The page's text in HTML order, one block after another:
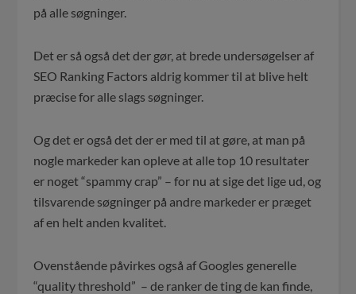
på alle søgninger.
Det er så også det der gør, at brede undersøgelser af
SEO Ranking Factors aldrig kommer til at blive helt
præcise for alle slags søgninger.
Og det er også det der er med til at gøre, at man på
nogle markeder kan opleve at alle top 10 resultater
er noget “spammy crap” – for nu at sige det lige ud, og
tilsvarende søgninger på andre markeder er præget
af en helt anden kvalitet.
Ovenstående påvirkes også af Googles generelle
“quality threshold” – de ranker de ting de kan finde,